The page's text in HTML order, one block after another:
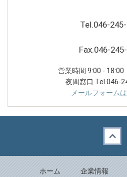
Tel.046-
Fax.046-
営業時間 9:00 - 18:00
夜間窓口 Tel.046-
メールフォーム
ホーム 企業情報